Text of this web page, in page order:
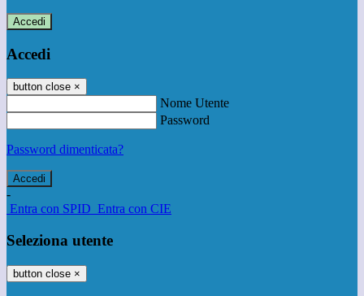
Accedi
Accedi
button close ×
Nome Utente
Password
Password dimenticata?
-
Entra con SPID Entra con CIE
Seleziona utente
button close ×